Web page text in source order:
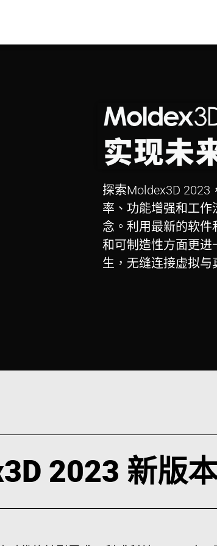
探索Moldex3D 2023
率、功能增强和工
念。利用最新的软
和可制造性方面更进
生，无缝连接虚拟与
2023 新版